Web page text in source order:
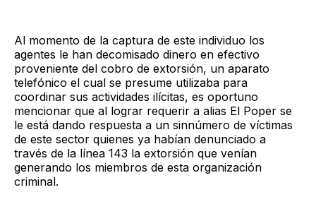
Al momento de la captura de este individuo los
agentes le han decomisado dinero en efectivo
proveniente del cobro de extorsión, un aparato
telefónico el cual se presume utilizaba para
coordinar sus actividades ilícitas, es oportuno
mencionar que al lograr requerir a alias El Poper se
le está dando respuesta a un sinnúmero de víctimas
de este sector quienes ya habían denunciado a
través de la línea 143 la extorsión que venían
generando los miembros de esta organización
criminal.